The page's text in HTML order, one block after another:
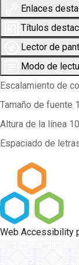
Enlaces
Títulos
Lector de
Modo de
Escalamiento de
Tamaño de fuente
Altura de la línea
Espaciado de
Web Accessibility